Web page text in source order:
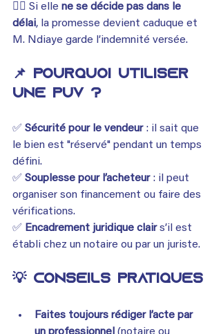
👉🏾 Si elle ne se décide pas dans le
délai, la promesse devient caduque et
M. Ndiaye garde l’indemnité versée.
📌 Pourquoi utiliser
une PUV ?
✅ Sécurité pour le vendeur : il sait que
le bien est "réservé" pendant un temps
défini.
✅ Souplesse pour l’acheteur : il peut
organiser son financement ou faire des
vérifications.
✅ Encadrement juridique clair s’il est
établi chez un notaire ou par un juriste.
💡 Conseils pratiques
Faites toujours rédiger l’acte par
un professionnel (notaire ou